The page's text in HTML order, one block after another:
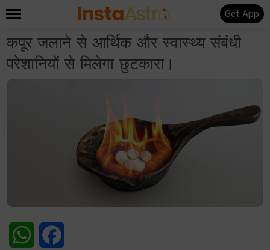
Get App
कपूर जलाने से आर्थिक और स्वास्थ्य संबंधी
परेशानियों से मिलेगा छुटकारा।
WhatsApp